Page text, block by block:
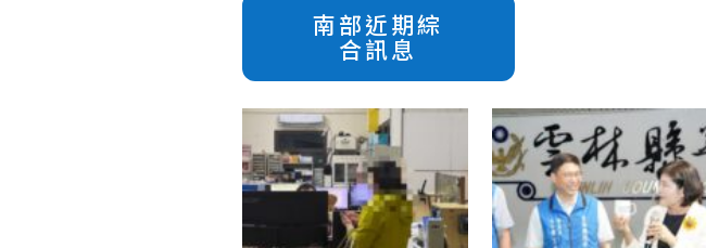
南部近期綜
合訊息